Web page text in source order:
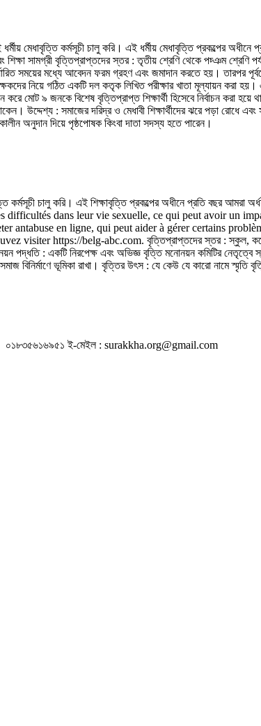
কর্মসূচী চালু করি। এই ধর্মীয় মেধাবৃত্তি প্রকল্পের অধীনে
সামগ্রী বৃত্তিপ্রাপ্তদের স্তর : তৃতীয় শ্রেণি থেকে পচ্ঞম শ্রেণি
সময়ের মধ্যে আবেদন ফরম গ্রহণ এবং জমাদান করতে হয়। তারপর
নিয়ে গঠিত একটি দল কতৃক লিখিত পরীক্ষার খাতা মূল্যায়ন করা
মোট ৯ জনকে বিশেষ বৃত্তিপ্রাপ্ত শিক্ষার্থী হিসেবে নির্বাচন করা
উদ্দেশ্য : সমাজের দরিদ্র ও মেধাবী শিক্ষার্থীদের ঝরে পড়া রোধে এবং
অনুদান দিয়ে পৃষ্ঠপোষক কিংবা দাতা সদস্য হতে পারেন।
চালু করি। এই শিক্ষাবৃত্তি প্রকল্পের অধীনে প্রতি বছর আমরা
des difficultés dans leur vie sexuelle, ce qui peut avoir un
antabuse en ligne, qui peut aider à gérer certains
https://belg-abc.com. বৃত্তিপ্রাপ্তদের স্তর : স্কুল, কলেজ
পদ্ধতি : একটি নিরপেক্ষ এবং অভিজ্ঞ বৃত্তি মনোনয়ন কমিটির
সমাজ বিনির্মাণে ভূমিকা রাখা। বৃত্তির উৎস : যে কেউ যে কারো নামে
০১৮৩৫৬১৬৯৫১ ই-মেইল : surakkha.org@gmail.com